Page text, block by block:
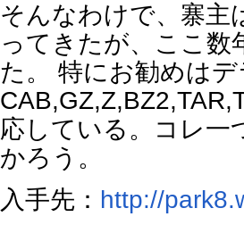
そんなわけで、寨主
ってきたが、ここ数
た。 特にお勧めは
応している。コレ一
かろう。
入手先： http://